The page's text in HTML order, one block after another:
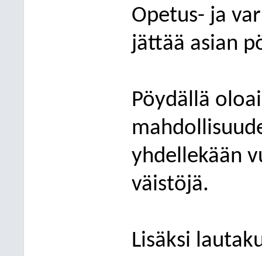
Opetus- ja
jättää asian
Pöydällä
yhdellekään
väistöjä.
Lisäksi